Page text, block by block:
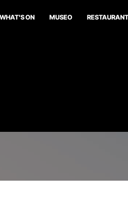
WHAT'S ON MUSEO